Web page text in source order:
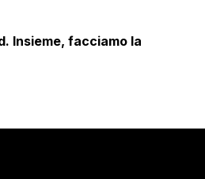
Insieme, facciamo la